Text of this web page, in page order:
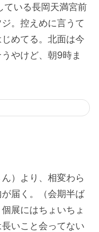
ている長岡天満宮前
。控えめに言うて
めてる。北面は今
やけど、朝9時ま
）より、相変わら
届く。（会期半ば
展にはちょいちょ
いこと会ってない